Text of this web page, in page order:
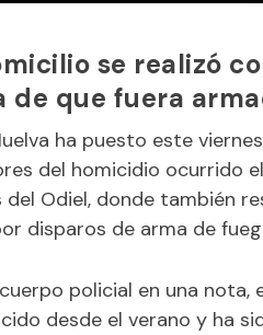
se realizó
de que fuera
ha puesto este
del homicidio ocurrido
del Odiel, donde también
disparos de arma de
policial en una
desde el verano y ha